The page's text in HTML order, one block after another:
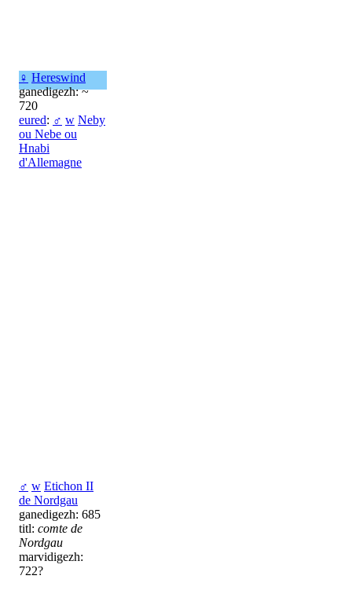
♀ Hereswind
ganedigezh: ~
720
eured: ♂ w Neby
ou Nebe ou
Hnabi
d'Allemagne
♂ w Etichon II
de Nordgau
ganedigezh: 685
titl: comte de
Nordgau
marvidigezh:
722?